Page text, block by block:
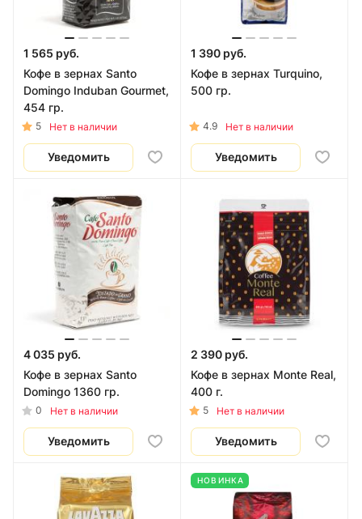
1 565 руб.
Кофе в зернах Santo
Domingo Induban Gourmet,
454 гр.
5 Нет в наличии
Уведомить
1 390 руб.
Кофе в зернах Turquino,
500 гр.
4.9 Нет в наличии
Уведомить
4 035 руб.
Кофе в зернах Santo
Domingo 1360 гр.
0 Нет в наличии
Уведомить
2 390 руб.
Кофе в зернах Monte Real,
400 г.
5 Нет в наличии
Уведомить
НОВИНКА